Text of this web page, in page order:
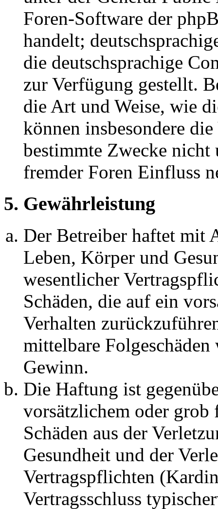
Foren-Software der
handelt;
die deutschsprachige
zur Verfügung gestellt.
die Art und Weise, wie
können insbesondere
bestimmte Zwecke nicht
fremder Foren Einfluss
5. Gewährleistung
Der Betreiber haftet mit
Leben, Körper und
wesentlicher
Schäden, die auf ein
Verhalten
mittelbare Folgeschäden
Gewinn.
Die Haftung ist
vorsätzlichem oder grob
Schäden aus der
Gesundheit und der
Vertragspflichten
Vertragsschluss